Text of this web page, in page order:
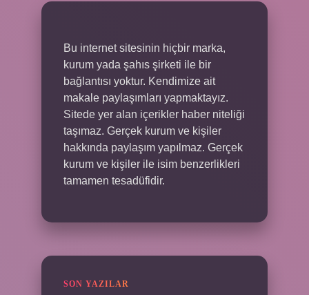
Bu internet sitesinin hiçbir marka,
kurum yada şahıs şirketi ile bir
bağlantısı yoktur. Kendimize ait
makale paylaşımları yapmaktayız.
Sitede yer alan içerikler haber niteliği
taşımaz. Gerçek kurum ve kişiler
hakkında paylaşım yapılmaz. Gerçek
kurum ve kişiler ile isim benzerlikleri
tamamen tesadüfidir.
SON YAZILAR